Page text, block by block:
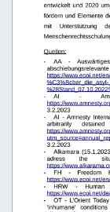
entwickelt und 2020
fördern und Elemente
mit
Unterstützung
Quellen:
-
AA - Auswärtiges
https://www.ecoi.net/
-
AI -
https://
3.2.2023
-
AI   -  Amnesty
arbitrarily
detained
https://
3.2.2023
-
Alkamara
adress
the
https://
-
FH - Freedom
https://www.ecoi.net/
-
HRW - Human
https://www.ecoi.net/
-
OT  -   L’Orient  Today
'inhumane'   conditions